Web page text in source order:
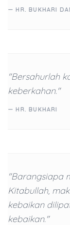
— HR. BUKHARI
"Bersahurlah
keberkahan."
— HR. BUKHARI
"Barangsiapa
Kitabullah,
kebaikan
kebaikan."